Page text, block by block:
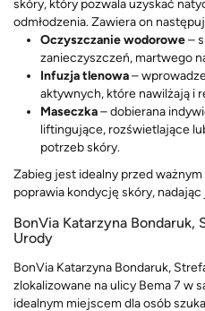
skóry, który pozwala uzyskać
odmłodzenia. Zawiera on
Oczyszczanie wodorowe–
zanieczyszczeń, martwego
Infuzja tlenowa–
aktywnych, które nawilżają i
Maseczka– dobierana
liftingujące, rozświetlające
potrzeb skóry.
Zabieg jest idealny przed
poprawia kondycję skóry,
BonVia Katarzyna
Urody
BonVia Katarzyna Bondaruk,
zlokalizowane na ulicy Bema 7 w
idealnym miejscem dla osób